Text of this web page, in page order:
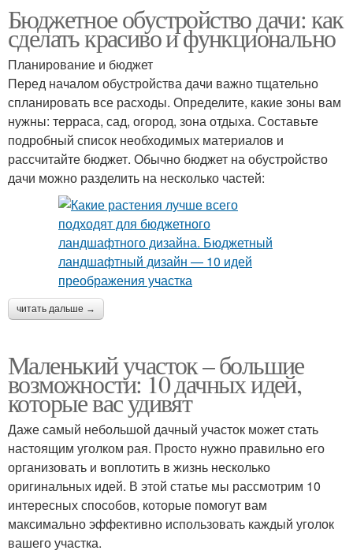
Бюджетное обустройство дачи: как
сделать красиво и функционально
Планирование и бюджет
Перед началом обустройства дачи важно тщательно
спланировать все расходы. Определите, какие зоны вам
нужны: терраса, сад, огород, зона отдыха. Составьте
подробный список необходимых материалов и
рассчитайте бюджет. Обычно бюджет на обустройство
дачи можно разделить на несколько частей:
читать дальше →
Маленький участок – большие
возможности: 10 дачных идей,
которые вас удивят
Даже самый небольшой дачный участок может стать
настоящим уголком рая. Просто нужно правильно его
организовать и воплотить в жизнь несколько
оригинальных идей. В этой статье мы рассмотрим 10
интересных способов, которые помогут вам
максимально эффективно использовать каждый уголок
вашего участка.